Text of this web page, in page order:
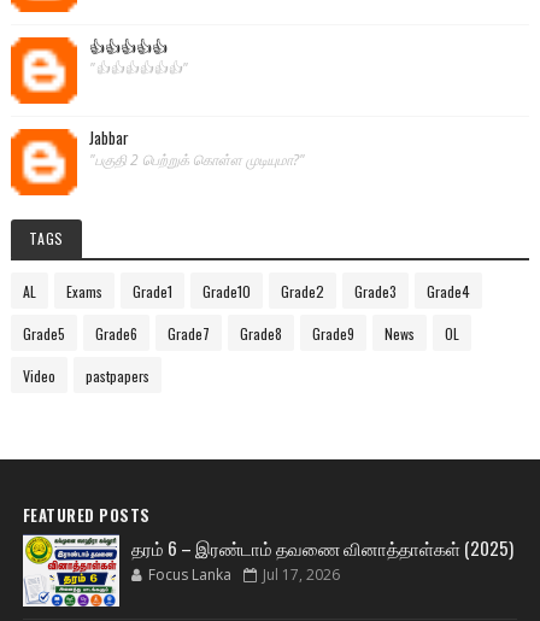
👍👍👍👍👍
"👍👍👍👍👍👍"
Jabbar
"பகுதி 2 பெற்றுக் கொள்ள முடியுமா?"
TAGS
AL Exams Grade1 Grade10 Grade2 Grade3 Grade4
Grade5 Grade6 Grade7 Grade8 Grade9 News OL
Video pastpapers
FEATURED POSTS
தரம் 6 – இரண்டாம் தவணை வினாத்தாள்கள் (2025)
Focus Lanka Jul 17, 2026